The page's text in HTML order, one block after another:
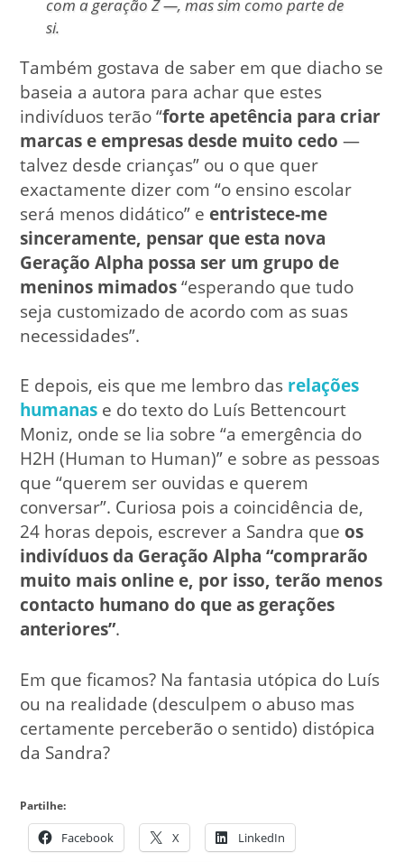
com a geração Z —, mas sim como parte de
si.
Também gostava de saber em que diacho se
baseia a autora para achar que estes
indivíduos terão “forte apetência para criar
marcas e empresas desde muito cedo —
talvez desde crianças” ou o que quer
exactamente dizer com “o ensino escolar
será menos didático” e entristece-me
sinceramente, pensar que esta nova
Geração Alpha possa ser um grupo de
meninos mimados“esperando que tudo
seja customizado de acordo com as suas
necessidades”.
E depois, eis que me lembro das relações
humanas e do texto do Luís Bettencourt
Moniz, onde se lia sobre “a emergência do
H2H (Human to Human)” e sobre as pessoas
que “querem ser ouvidas e querem
conversar”. Curiosa pois a coincidência de,
24 horas depois, escrever a Sandra que os
indivíduos da Geração Alpha “comprarão
muito mais online e, por isso, terão menos
contacto humano do que as gerações
anteriores”.
Em que ficamos? Na fantasia utópica do Luís
ou na realidade (desculpem o abuso mas
certamente perceberão o sentido) distópica
da Sandra?
Partilhe:
Facebook X LinkedIn